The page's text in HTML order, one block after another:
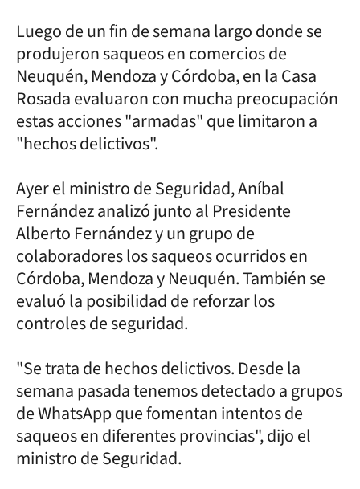
Luego de un fin de semana largo donde se
produjeron saqueos en comercios de
Neuquén, Mendoza y Córdoba, en la Casa
Rosada evaluaron con mucha preocupación
estas acciones "armadas" que limitaron a
"hechos delictivos".
Ayer el ministro de Seguridad, Aníbal
Fernández analizó junto al Presidente
Alberto Fernández y un grupo de
colaboradores los saqueos ocurridos en
Córdoba, Mendoza y Neuquén. También se
evaluó la posibilidad de reforzar los
controles de seguridad.
"Se trata de hechos delictivos. Desde la
semana pasada tenemos detectado a grupos
de WhatsApp que fomentan intentos de
saqueos en diferentes provincias", dijo el
ministro de Seguridad.